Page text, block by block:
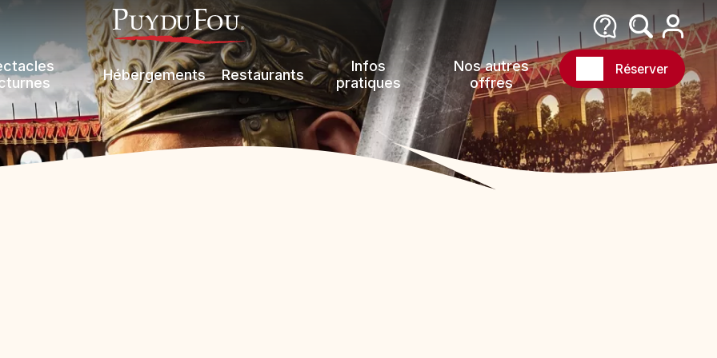
Hébergements Restaurants
Infos
pratiques
Nos autres
offres
Réserver